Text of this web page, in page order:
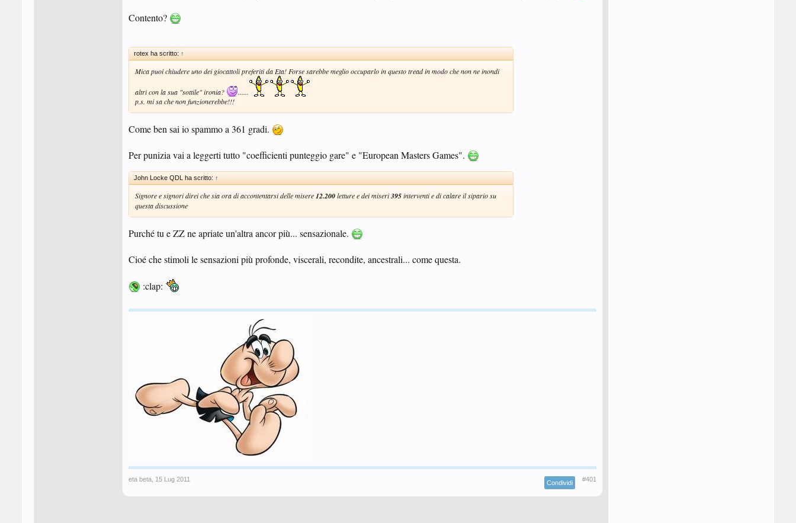
Contento?
rotex ha scritto: ↑
Mica puoi chiudere uno dei giocattoli preferiti da Eta! Forse sarebbe meglio occuparlo in questo tread in modo che non ne inondi
altri con la sua "sottile" ironia?
......
p.s. mi sa che non funzionerebbe!!!
Come ben sai io spammo a 361 gradi.
Per punizia vai a leggerti tutto "coefficienti punteggio gare" e "European Masters Games".
John Locke QDL ha scritto: ↑
Signore e signori direi che sia ora di accontentarsi delle misere12.200letture e dei miseri395interventi e di calare il sipario su
questa discussione
Purché tu e ZZ ne apriate un'altra ancor più... sensazionale.
Cioé che stimoli le sensazioni più profonde, viscerali, recondite, ancestrali... come questa.
:clap:
eta beta 15 Lug 2011 Condividi #401